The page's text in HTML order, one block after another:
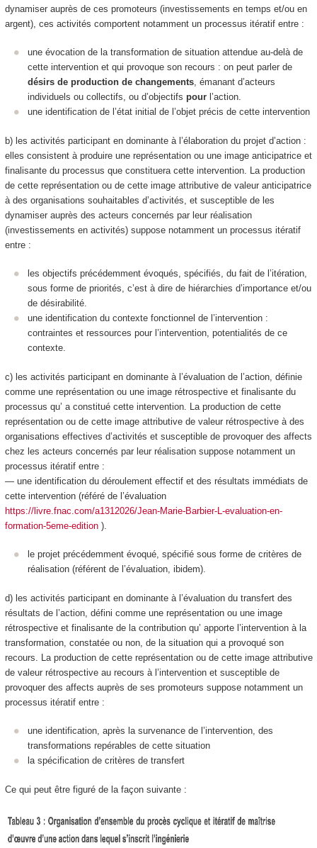
dynamiser auprès de ces promoteurs (investissements en temps et/ou en
argent), ces activités comportent notamment un processus itératif entre :
une évocation de la transformation de situation attendue au-delà de
cette intervention et qui provoque son recours : on peut parler de
désirs de production de changements, émanant d’acteurs
individuels ou collectifs, ou d’objectifs pour l’action.
une identification de l’état initial de l’objet précis de cette intervention
b) les activités participant en dominante à l’élaboration du projet d’action:
elles consistent à produire une représentation ou une image anticipatrice et
finalisante du processus que constituera cette intervention. La production
de cette représentation ou de cette image attributive de valeur anticipatrice
à des organisations souhaitables d’activités , et susceptible de les
dynamiser auprès des acteurs concernés par leur réalisation
(investissements en activités)suppose notamment un processus itératif
entre :
les objectifs précédemment évoqués, spécifiés, du fait de l’itération,
sous forme de priorités, c’est à dire de hiérarchies d’importance et/ou
de désirabilité.
une identification du contexte fonctionnel de l’intervention :
contraintes et ressources pour l’intervention, potentialités de ce
contexte.
c) les activités participant en dominante à l’évaluation de l’action, définie
comme une représentation ou une image rétrospective et finalisante du
processus qu’ a constitué cette intervention. La production de cette
représentation ou de cette image attributive de valeur rétrospective à des
organisations effectives d’activités et susceptible de provoquer des affects
chez les acteurs concernés par leur réalisation suppose notamment un
processus itératif entre :
— une identification du déroulement effectif et des résultats immédiats de
cette intervention (référé de l’évaluation
https://livre.fnac.com/a1312026/Jean-Marie-Barbier-L-evaluation-en-
formation-5eme-edition).
le projet précédemment évoqué, spécifié sous forme de critères de
réalisation (référent de l’évaluation, ibidem).
d) les activités participant en dominante à l’évaluation du transfert des
résultats de l’action, défini comme une représentation ou une image
rétrospective et finalisante de la contribution qu’ apporte l’intervention à la
transformation, constatée ou non, de la situation qui a provoqué son
recours . La production de cette représentation ou de cette image attributive
de valeur rétrospective au recours à l’intervention et susceptible de
provoquer des affects auprès de ses promoteurs suppose notamment un
processus itératif entre :
une identification, après la survenance de l’intervention, des
transformations repérables de cette situation
la spécification de critères de transfert
Ce qui peut être figuré de la façon suivante :